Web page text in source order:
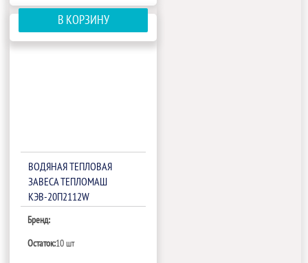
В КОРЗИНУ
ВОДЯНАЯ ТЕПЛОВАЯ
ЗАВЕСА ТЕПЛОМАШ
КЭВ-20П2112W
Бренд:
Остаток:10 шт